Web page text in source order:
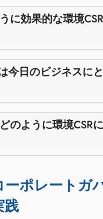
に効果的な環境
今日のビジネスに
のように環境CSR
ーポレートガ
践